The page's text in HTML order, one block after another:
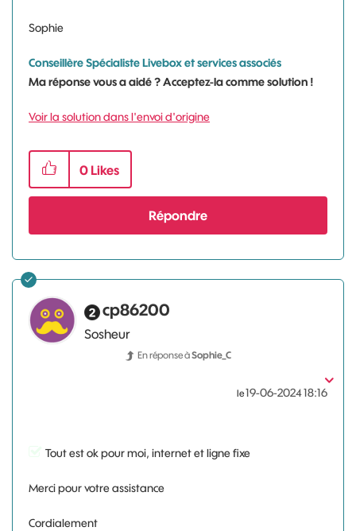
Sophie
Conseillère Spécialiste Livebox et services associés
Ma réponse vous a aidé ? Acceptez-la comme solution !
Voir la solution dans l'envoi d'origine
0 Likes
Répondre
cp86200
Sosheur
En réponse àSophie_C
le‎19-06-202418:16
Tout est ok pour moi, internet et ligne fixe
Merci pour votre assistance
Cordialement